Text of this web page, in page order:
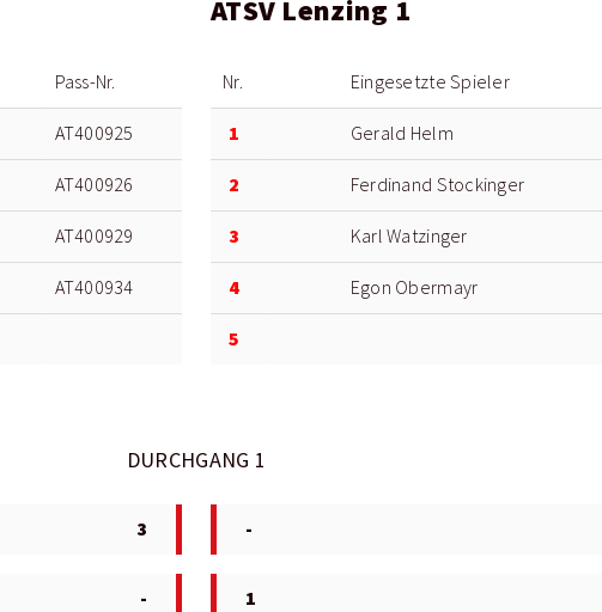
Pass-Nr.
AT400925
AT400926
AT400929
AT400934
ATSV Lenzing 1
Nr. Eingesetzte Spieler
1 Gerald Helm
2 Ferdinand Stockinger
3 Karl Watzinger
4 Egon Obermayr
5
DURCHGANG 1
3 -
- 1